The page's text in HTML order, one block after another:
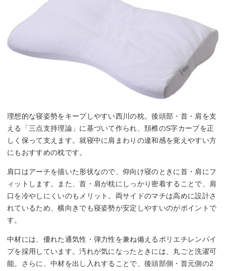
理想的な寝姿勢をキープしやすい西川の枕。後頭部・首・肩を支
える「三点支持理論」に基づいて作られ、頚椎のS字カーブを正
しく保って支えます。就寝中に肩まわりの違和感を覚えやすい方
にもおすすめの枕です。
肩口はアーチを描いた形状なので、仰向け寝のときに首・肩にフ
ィットします。また、首・肩が枕にしっかり密着することで、肩
口を冷やしにくいのもメリット。両サイドのマチは高めに設計さ
れているため、横向きでも寝姿勢が安定しやすいのがポイントで
す。
中材には、優れた通気性・弾力性を兼ね備えるポリエチレンパイ
プを採用しています。汚れが気になったときには、丸ごと洗濯可
能。さらに、中材を出し入れすることで、後頭部側・首元側の2